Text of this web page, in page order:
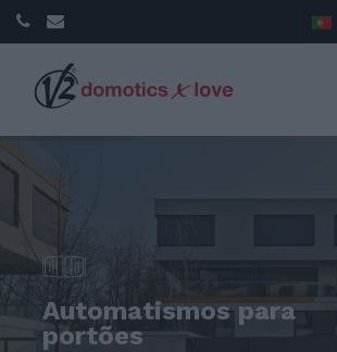
Automatismos para
portões